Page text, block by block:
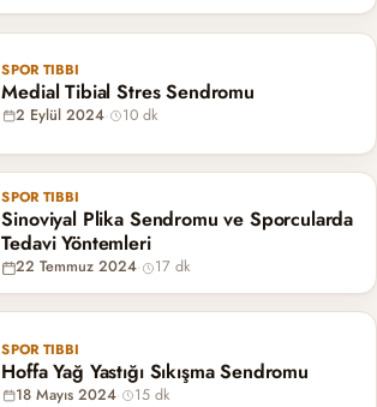
SPOR TIBBI
Medial Tibial Stres Sendromu
2 Eylül 2024· 10 dk
SPOR TIBBI
Sinoviyal Plika Sendromu ve Sporcularda
Tedavi Yöntemleri
22 Temmuz 2024· 17 dk
SPOR TIBBI
Hoffa Yağ Yastığı Sıkışma Sendromu
18 Mayıs 2024· 15 dk